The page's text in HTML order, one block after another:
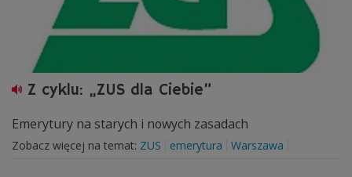
Z cyklu: „ZUS dla Ciebie”
Emerytury na starych i nowych zasadach
Zobacz więcej na temat: ZUS emerytura Warszawa